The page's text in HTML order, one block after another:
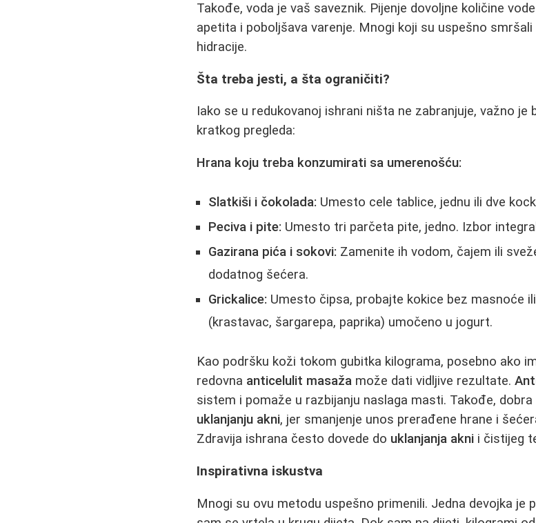
Takođe, voda je vaš saveznik. Pijenje dovoljne količine
apetita i poboljšava varenje. Mnogi koji su uspešno
hidracije.
Šta treba jesti, a šta ograničiti?
Iako se u redukovanoj ishrani ništa ne zabranjuje, važno
kratkog pregleda:
Hrana koju treba konzumirati sa umerenošću:
Slatkiši i čokolada: Umesto cele tablice, jednu ili dve
Peciva i pite: Umesto tri parčeta pite, jedno. Izbor
Gazirana pića i sokovi: Zamenite ih vodom, čajem ili
dodatnog šećera.
Grickalice: Umesto čipsa, probajte kokice bez masnoće
(krastavac, šargarepa, paprika) umočeno u jogurt.
Kao podršku koži tokom gubitka kilograma, posebno ako
redovna anticelulit masaža može dati vidljive rezultate.
sistem i pomaže u razbijanju naslaga masti. Takođe,
uklanjanju akni, jer smanjenje unos prerađene hrane i
Zdravija ishrana često dovede do uklanjanja akni i čistijeg
Inspirativna iskustva
Mnogi su ovu metodu uspešno primenili. Jedna devojka je